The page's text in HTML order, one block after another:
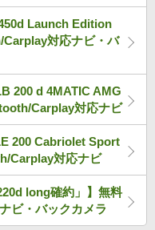
Launch Edition
対応ナビ・バ
200 d 4MATIC AMG
Carplay対応ナビ
200 Cabriolet Sport
Carplay対応ナビ
long確約」】無料
ビ・バックカメラ